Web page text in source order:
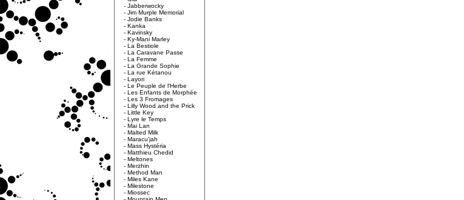
- Jabberwocky
- Jim Murple Memorial
- Jodie Banks
- Kanka
- Kavinsky
- Ky-Mani Marley
- La Bestiole
- La Caravane Passe
- La Femme
- La Grande Sophie
- La rue Kétanou
- Layori
- Le Peuple de l'Herbe
- Les Enfants de Morphée
- Les 3 Fromages
- Lilly Wood and the Prick
- Little Key
- Lyre le Temps
- Mai Lan
- Malted Milk
- Maracu'jah
- Mass Hystéria
- Matthieu Chedid
- Meltones
- Merzhin
- Method Man
- Miles Kane
- Milestone
- Miossec